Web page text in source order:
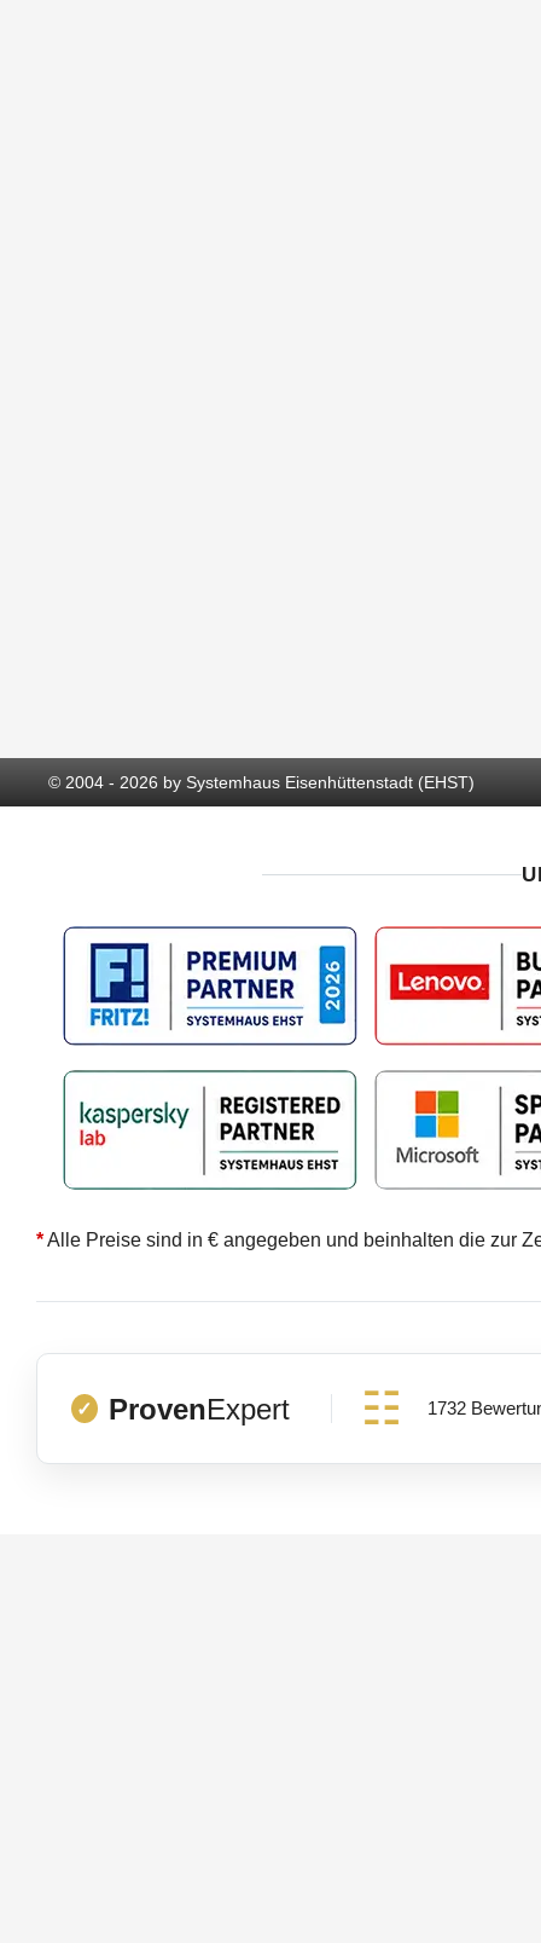
© 2004 - 2026 by Systemhaus Eisenhüttenstadt (EHST)
*Alle Preise sind in € angegeben und beinhalten die zur
✓ ProvenExpert 1732